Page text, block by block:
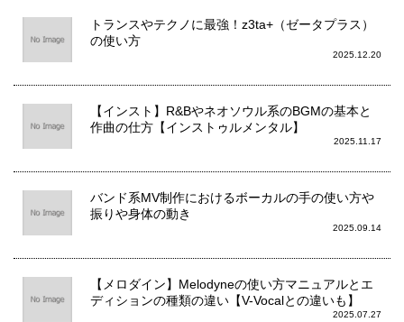
トランスやテクノに最強！z3ta+（ゼータプラス）
の使い方
2025.12.20
【インスト】R&Bやネオソウル系のBGMの基本と
作曲の仕方【インストゥルメンタル】
2025.11.17
バンド系MV制作におけるボーカルの手の使い方や
振りや身体の動き
2025.09.14
【メロダイン】Melodyneの使い方マニュアルとエ
ディションの種類の違い【V-Vocalとの違いも】
2025.07.27